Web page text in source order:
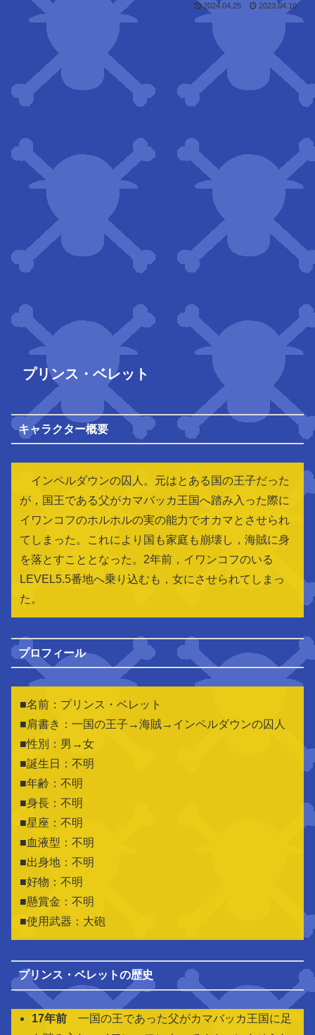
2024.04.25 2023.04.10
プリンス・ベレット
キャラクター概要
インペルダウンの囚人。元はとある国の王子だった
が，国王である父がカマバッカ王国へ踏み入った際に
イワンコフのホルホルの実の能力でオカマとさせられ
てしまった。これにより国も家庭も崩壊し，海賊に身
を落とすこととなった。2年前，イワンコフのいる
LEVEL5.5番地へ乗り込むも，女にさせられてしまっ
た。
プロフィール
■名前：プリンス・ベレット
■肩書き：一国の王子→海賊→インペルダウンの囚人
■性別：男→女
■誕生日：不明
■年齢：不明
■身長：不明
■星座：不明
■血液型：不明
■出身地： 不明
■好物：不明
■懸賞金：不明
■使用武器：大砲
プリンス・ベレットの歴史
17年前 一国の王であった父がカマバッカ王国に足